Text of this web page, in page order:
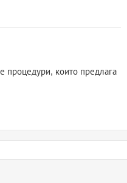
процедури, които предлага